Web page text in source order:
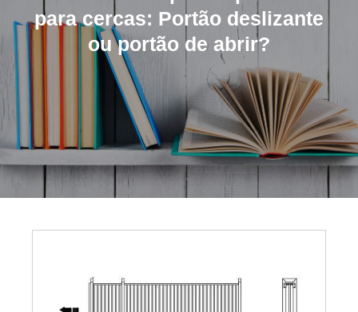
para cercas: Portão deslizante
ou portão de abrir?